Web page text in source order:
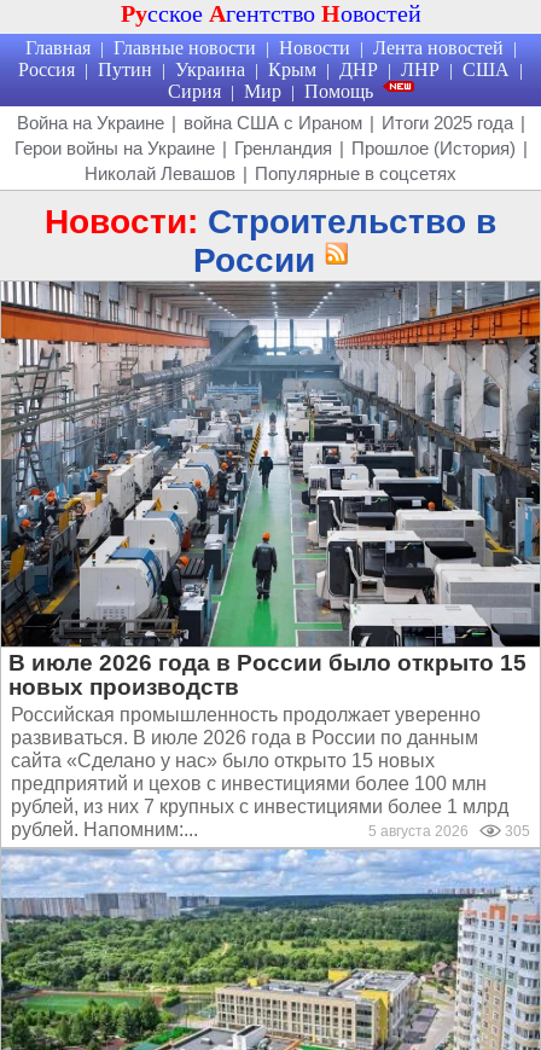
Русское Агентство Новостей
Главная | Главные новости | Новости | Лента новостей |
Россия | Путин | Украина | Крым | ДНР | ЛНР | США |
Сирия | Мир | Помощь
Война на Украине | война США с Ираном | Итоги 2025 года |
Герои войны на Украине | Гренландия | Прошлое (История) |
Николай Левашов | Популярные в соцсетях
Новости: Строительство в
России
В июле 2026 года в России было открыто 15
новых производств
Российская промышленность продолжает уверенно
развиваться. В июле 2026 года в России по данным
сайта «Сделано у нас» было открыто 15 новых
предприятий и цехов с инвестициями более 100 млн
рублей, из них 7 крупных с инвестициями более 1 млрд
рублей. Напомним:...
5 августа 2026 305